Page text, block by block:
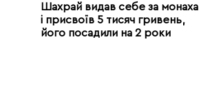
Шахрай видав себе за монаха
і присвоїв 5 тисяч гривень,
його посадили на 2 роки